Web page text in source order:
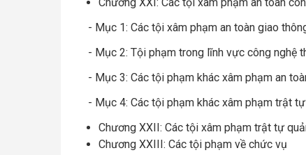
- Mục 1: Các tội xâm phạm an toàn giao
- Mục 2: Tội phạm trong lĩnh vực công nghệ
- Mục 3: Các tội phạm khác xâm phạm an
- Mục 4: Các tội phạm khác xâm phạm trật
Chương XXII: Các tội xâm phạm trật tự
Chương XXIII: Các tội phạm về chức vụ